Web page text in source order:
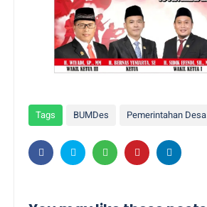
Tags BUMDes Pemerintahan Desa